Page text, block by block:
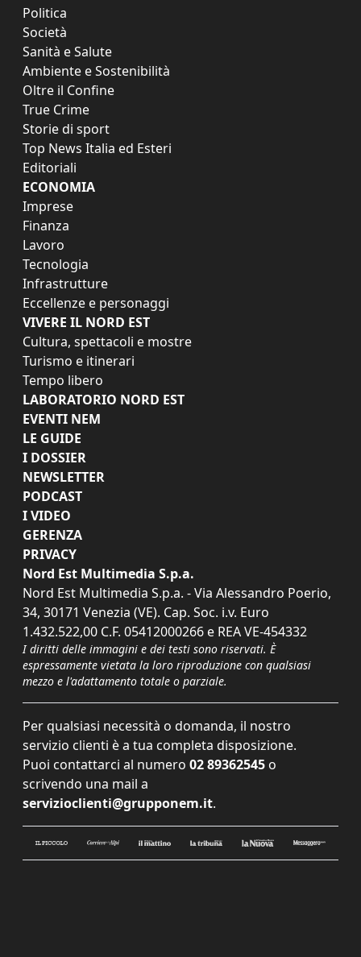
Politica
Società
Sanità e Salute
Ambiente e Sostenibilità
Oltre il Confine
True Crime
Storie di sport
Top News Italia ed Esteri
Editoriali
ECONOMIA
Imprese
Finanza
Lavoro
Tecnologia
Infrastrutture
Eccellenze e personaggi
VIVERE IL NORD EST
Cultura, spettacoli e mostre
Turismo e itinerari
Tempo libero
LABORATORIO NORD EST
EVENTI NEM
LE GUIDE
I DOSSIER
NEWSLETTER
PODCAST
I VIDEO
GERENZA
PRIVACY
Nord Est Multimedia S.p.a.
Nord Est Multimedia S.p.a. - Via Alessandro Poerio,
34, 30171 Venezia (VE). Cap. Soc. i.v. Euro
1.432.522,00 C.F. 05412000266 e REA VE-454332
I diritti delle immagini e dei testi sono riservati. È
espressamente vietata la loro riproduzione con qualsiasi
mezzo e l'adattamento totale o parziale.
Per qualsiasi necessità o domanda, il nostro
servizio clienti è a tua completa disposizione.
Puoi contattarci al numero 02 89362545 o
scrivendo una mail a
servizioclienti@grupponem.it.